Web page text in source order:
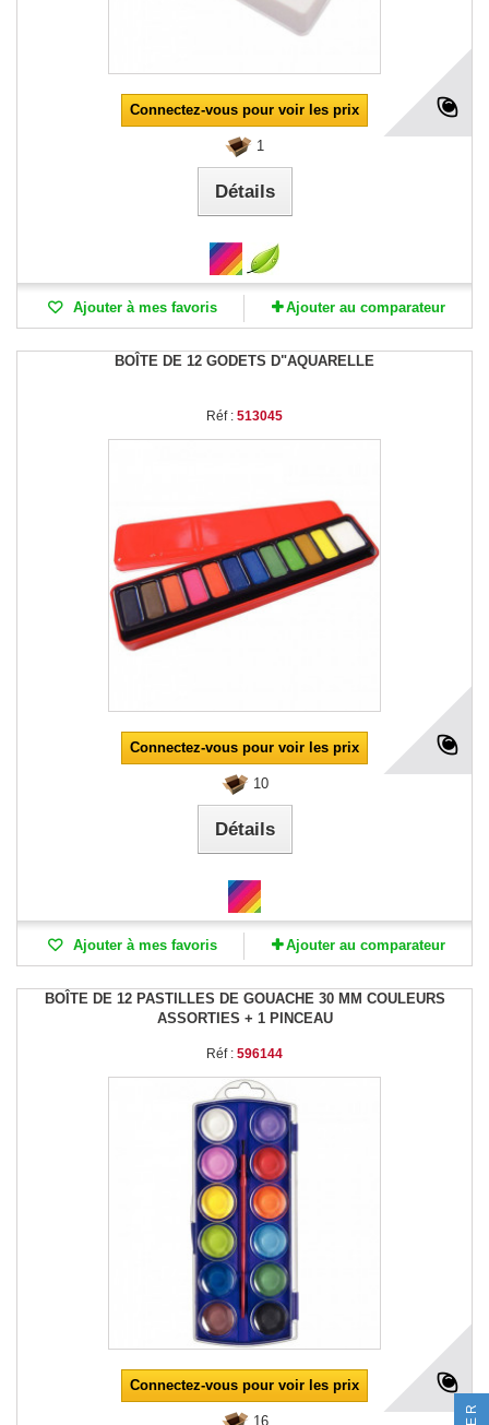
Connectez-vous pour voir les prix
1
Détails
Ajouter à mes favoris Ajouter au comparateur
BOÎTE DE 12 GODETS D"AQUARELLE
Réf : 513045
Connectez-vous pour voir les prix
10
Détails
Ajouter à mes favoris Ajouter au comparateur
BOÎTE DE 12 PASTILLES DE GOUACHE 30 MM COULEURS
ASSORTIES + 1 PINCEAU
Réf : 596144
Connectez-vous pour voir les prix
16